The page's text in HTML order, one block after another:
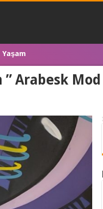
Yaşam
Arabesk